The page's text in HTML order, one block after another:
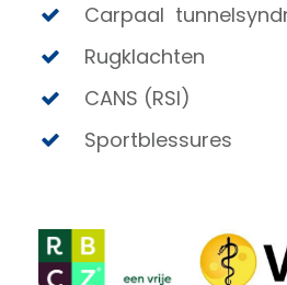
Carpaal
Rugklachten
CANS (RSI)
Sportblessures